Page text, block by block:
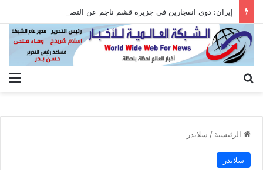
الرئيسية / سلايدر
سلايدر